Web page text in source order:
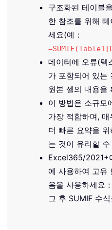
구조화된 테이블
한 참조를 위해
세요(예：
데이터에 오류(텍
가 포함되어 있는
원본 셀의 내용을
이 방법은 소규모
가장 적합하며,
더 빠른 요약을
는 것이 유리할 수
Excel365/2021+
에 사용하여 고유
음을 사용하세요：
그 후 SUMIF 수식